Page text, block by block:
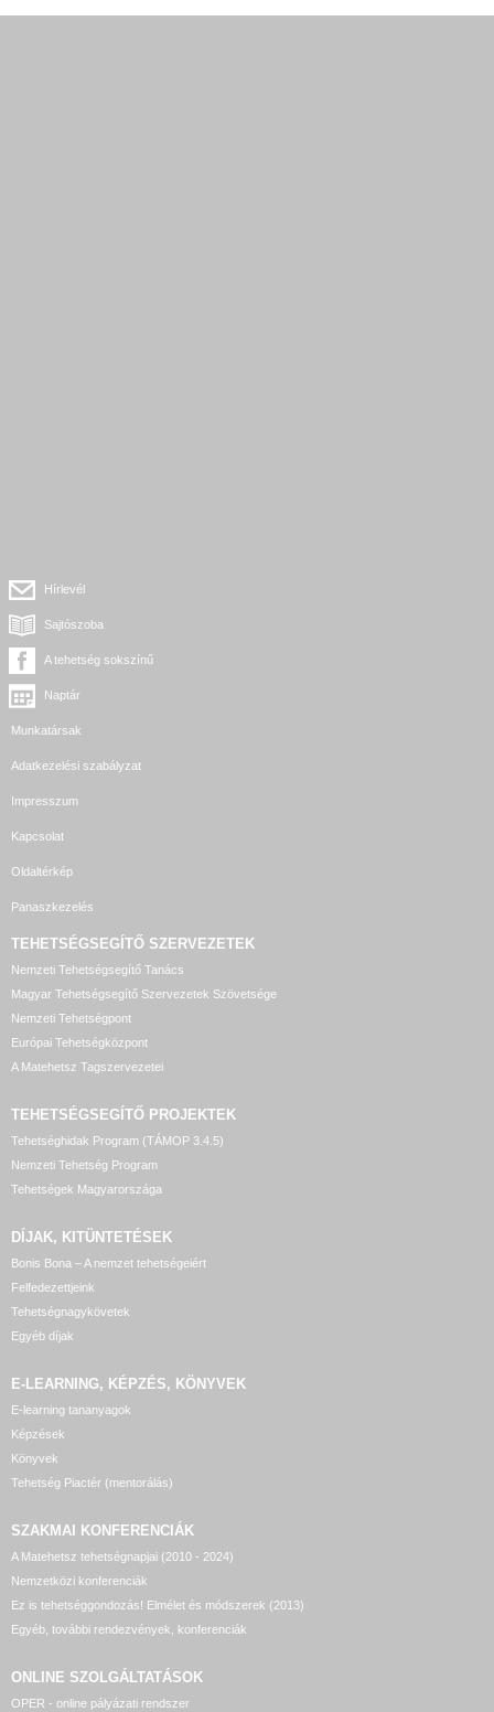
Hírlevél
Sajtószoba
A tehetség sokszínű
Naptár
Munkatársak
Adatkezelési szabályzat
Impresszum
Kapcsolat
Oldaltérkép
Panaszkezelés
TEHETSÉGSEGÍTŐ SZERVEZETEK
Nemzeti Tehetségsegítő Tanács
Magyar Tehetségsegítő Szervezetek Szövetsége
Nemzeti Tehetségpont
Európai Tehetségközpont
A Matehetsz Tagszervezetei
TEHETSÉGSEGÍTŐ PROJEKTEK
Tehetséghidak Program (TÁMOP 3.4.5)
Nemzeti Tehetség Program
Tehetségek Magyarországa
DÍJAK, KITÜNTETÉSEK
Bonis Bona – A nemzet tehetségeiért
Felfedezettjeink
Tehetségnagykövetek
Egyéb díjak
E-LEARNING, KÉPZÉS, KÖNYVEK
E-learning tananyagok
Képzések
Könyvek
Tehetség Piactér (mentorálás)
SZAKMAI KONFERENCIÁK
A Matehetsz tehetségnapjai (2010 - 2024)
Nemzetközi konferenciák
Ez is tehetséggondozás! Elmélet és módszerek (2013)
Egyéb, további rendezvények, konferenciák
ONLINE SZOLGÁLTATÁSOK
OPER - online pályázati rendszer